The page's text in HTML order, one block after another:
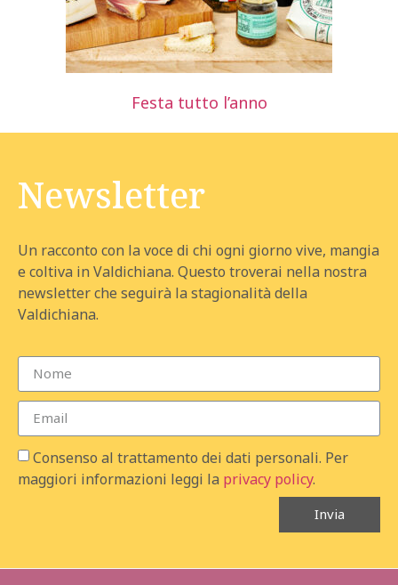
Festa tutto l’anno
Newsletter
Un racconto con la voce di chi ogni giorno vive, mangia
e coltiva in Valdichiana. Questo troverai nella nostra
newsletter che seguirà la stagionalità della
Valdichiana.
Consenso al trattamento dei dati personali. Per
maggiori informazioni leggi la privacy policy.
Invia